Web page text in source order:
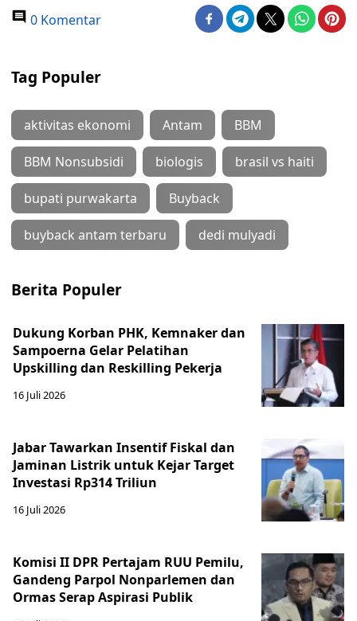
0 Komentar
Tag Populer
aktivitas ekonomi Antam BBM
BBM Nonsubsidi biologis brasil vs haiti
bupati purwakarta Buyback
buyback antam terbaru dedi mulyadi
Berita Populer
Dukung Korban PHK, Kemnaker dan
Sampoerna Gelar Pelatihan
Upskilling dan Reskilling Pekerja
16 Juli 2026
Jabar Tawarkan Insentif Fiskal dan
Jaminan Listrik untuk Kejar Target
Investasi Rp314 Triliun
16 Juli 2026
Komisi II DPR Pertajam RUU Pemilu,
Gandeng Parpol Nonparlemen dan
Ormas Serap Aspirasi Publik